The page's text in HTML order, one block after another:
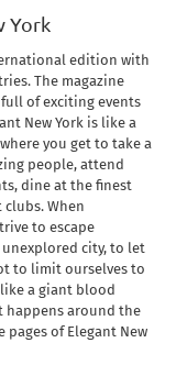
York
edition with
The magazine
of exciting events
New York is like a
you get to take a
people, attend
dine at the finest
When
to escape
city, to let
to limit ourselves to
a giant blood
happens around the
of Elegant New